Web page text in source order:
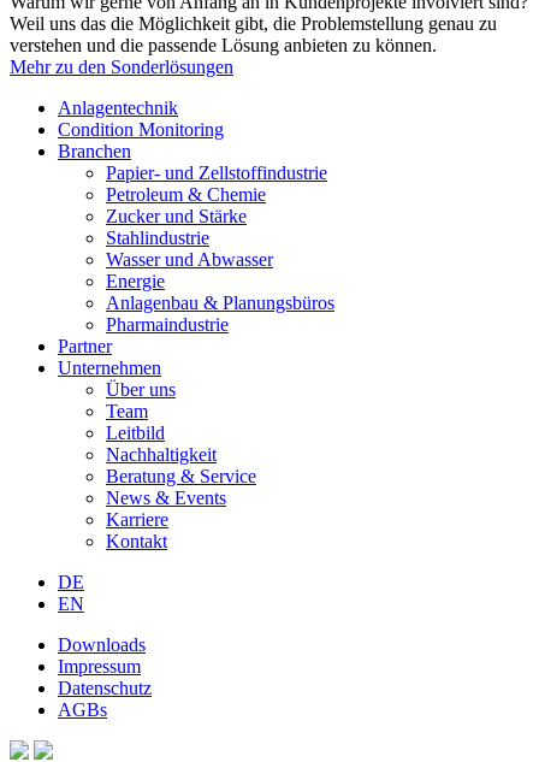
Weil uns das die Möglichkeit gibt, die Problemstellung genau zu
verstehen und die passende Lösung anbieten zu können.
Mehr zu den Sonderlösungen
Anlagentechnik
Condition Monitoring
Branchen
Papier- und Zellstoffindustrie
Petroleum & Chemie
Zucker und Stärke
Stahlindustrie
Wasser und Abwasser
Energie
Anlagenbau & Planungsbüros
Pharmaindustrie
Partner
Unternehmen
Über uns
Team
Leitbild
Nachhaltigkeit
Beratung & Service
News & Events
Karriere
Kontakt
DE
EN
Downloads
Impressum
Datenschutz
AGBs